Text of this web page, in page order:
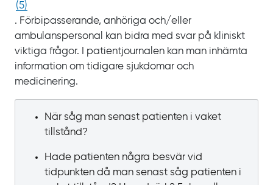
(5)
. Förbipasserande, anhöriga och/eller
ambulanspersonal kan bidra med svar på kliniskt
viktiga frågor. I patientjournalen kan man inhämta
information om tidigare sjukdomar och
medicinering.
När såg man senast patienten i vaket
tillstånd?
Hade patienten några besvär vid
tidpunkten då man senast såg patienten i